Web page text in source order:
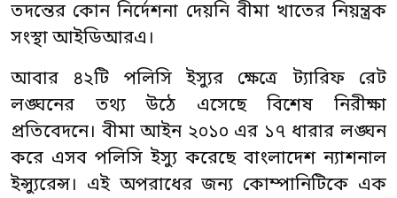
তদন্তের কোন নির্দেশনা দেয়নি বীমা খাতের নিয়ন্ত্রক
সংস্থা আইডিআরএ।
আবার ৪২টি পলিসি ইস্যুর ক্ষেত্রে ট্যারিফ রেট
লঙ্ঘনের তথ্য উঠে এসেছে বিশেষ নিরীক্ষা
প্রতিবেদনে। বীমা আইন ২০১০ এর ১৭ ধারার লঙ্ঘন
করে এসব পলিসি ইস্যু করেছে বাংলাদেশ ন্যাশনাল
ইন্স্যুরেন্স। এই অপরাধের জন্য কোম্পানিটিকে এক